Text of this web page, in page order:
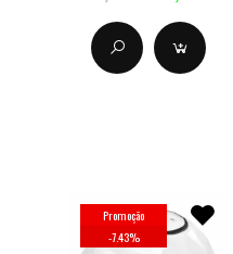
Promoção
-7.43%